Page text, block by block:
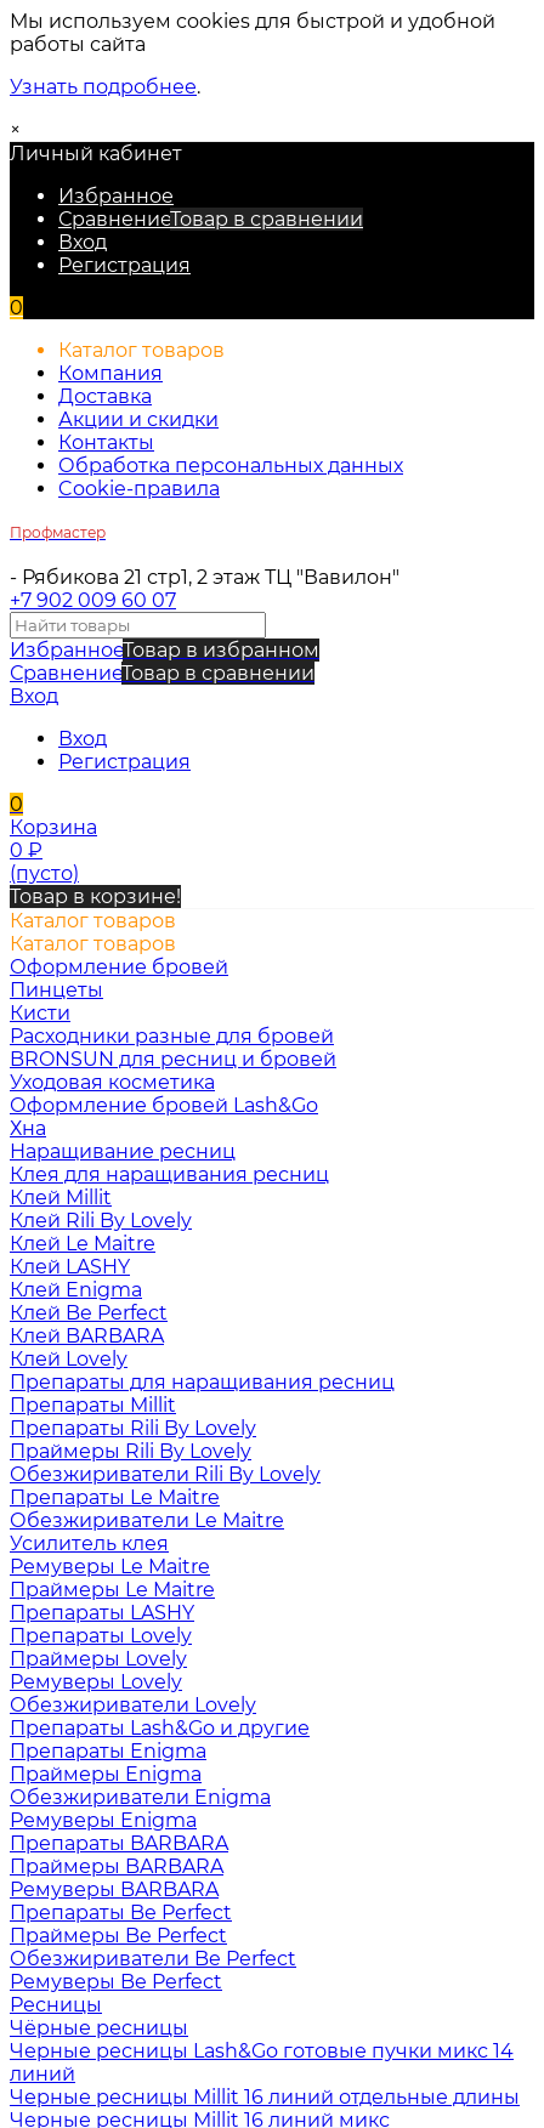
Мы используем cookies для быстрой и удобной
работы сайта
Узнать подробнее.
×
Личный кабинет
Избранное
СравнениеТовар в сравнении
Вход
Регистрация
0
Каталог товаров
Компания
Доставка
Акции и скидки
Контакты
Обработка персональных данных
Cookie-правила
Профмастер
- Рябикова 21 стр1, 2 этаж ТЦ "Вавилон"
+7 902 009 60 07
ИзбранноеТовар в избранном
СравнениеТовар в сравнении
Вход
Вход
Регистрация
0
Корзина
0 ₽
(пусто)
Товар в корзине!
Каталог товаров
Каталог товаров
Оформление бровей
Пинцеты
Кисти
Расходники разные для бровей
BRONSUN для ресниц и бровей
Уходовая косметика
Оформление бровей Lash&Go
Хна
Наращивание ресниц
Клея для наращивания ресниц
Клей Millit
Клей Rili By Lovely
Клей Le Maitre
Клей LASHY
Клей Enigma
Клей Be Perfect
Клей BARBARA
Клей Lovely
Препараты для наращивания ресниц
Препараты Millit
Препараты Rili By Lovely
Праймеры Rili By Lovely
Обезжириватели Rili By Lovely
Препараты Le Maitre
Обезжириватели Le Maitre
Усилитель клея
Ремуверы Le Maitre
Праймеры Le Maitre
Препараты LASHY
Препараты Lovely
Праймеры Lovely
Ремуверы Lovely
Обезжириватели Lovely
Препараты Lash&Go и другие
Препараты Enigma
Праймеры Enigma
Обезжириватели Enigma
Ремуверы Enigma
Препараты BARBARA
Праймеры BARBARA
Ремуверы BARBARA
Препараты Be Perfect
Праймеры Be Perfect
Обезжириватели Be Perfect
Ремуверы Be Perfect
Ресницы
Чёрные ресницы
Черные ресницы Lash&Go готовые пучки микс 14
линий
Черные ресницы Millit 16 линий отдельные длины
Черные ресницы Millit 16 линий микс